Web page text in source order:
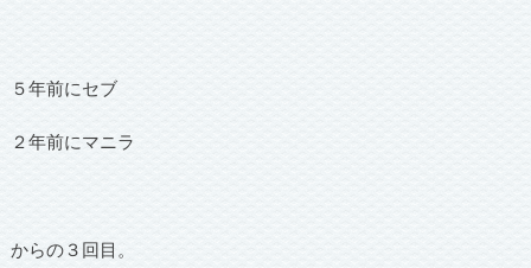
５年前にセブ
２年前にマニラ
からの３回目。